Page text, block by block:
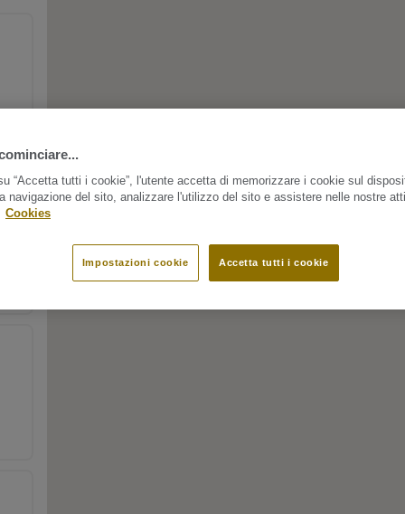
“Accetta tutti i cookie”, l'utente accetta di memorizzare i cookie sul
navigazione del sito, analizzare l'utilizzo del sito e assistere nelle nostre
Cookies
Accetta tutti i cookie
Impostazioni cookie